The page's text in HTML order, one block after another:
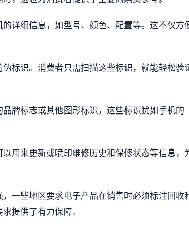
详细信息，如型号、颜色、配置等。这不仅方
标识。消费者只需扫描这些标识，就能轻松验
牌标志或其他图形标识，这些标识犹如手机的
用来更新或喷印维修历史和保修状态等信息，
一些地区要求电子产品在销售时必须标注回收
提供了有力保障。